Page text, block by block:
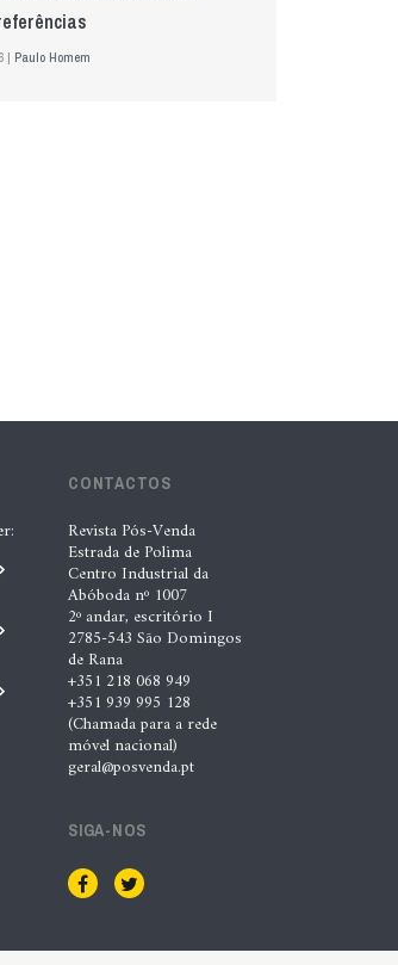
| Paulo Homem
nova geração de
| Nádia Conceição
procura ajudar os seus
a identificar oportunidades
ao longo de todo o
de reparação””, Tiago
Nádia Conceição
marca nova fase da
europeia da XTOOL
CONTACTOS
Revista Pós-Venda
Estrada de Polima
Centro Industrial da
Abóboda nº 1007
2º andar, escritório I
2785-543 São Domingos
de Rana
+351 218 068 949
+351 939 995 128
(Chamada para a rede
móvel nacional)
geral@posvenda.pt
SIGA-NOS